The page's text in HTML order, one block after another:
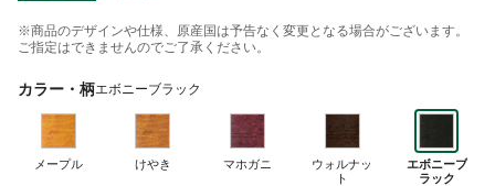
※商品のデザインや仕様、原産国は予告なく変更となる場合がございます。
ご指定はできませんのでご了承ください。
カラー・柄エボニーブラック
メープル けやき マホガニ
ウォルナッ
ト
エボニーブ
ラック